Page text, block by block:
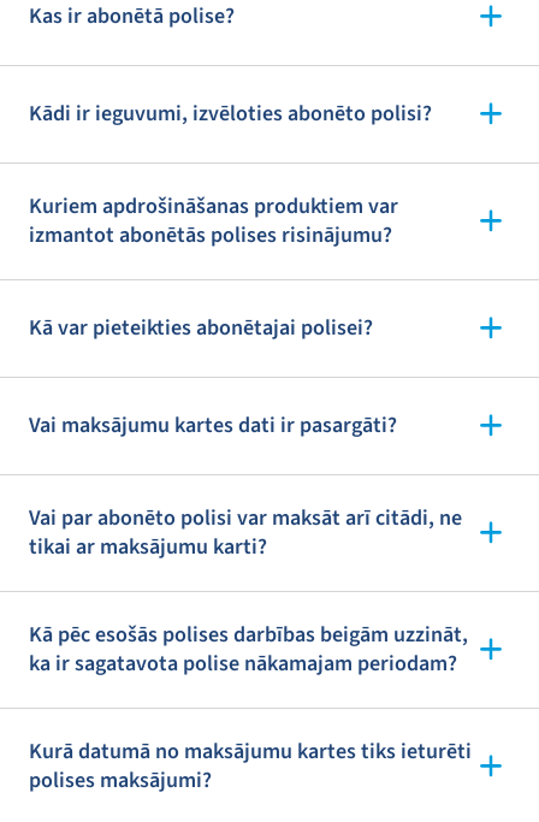
Kas ir abonētā polise?
Kādi ir ieguvumi, izvēloties abonēto polisi?
Kuriem apdrošināšanas produktiem var
izmantot abonētās polises risinājumu?
Kā var pieteikties abonētajai polisei?
Vai maksājumu kartes dati ir pasargāti?
Vai par abonēto polisi var maksāt arī citādi, ne
tikai ar maksājumu karti?
Kā pēc esošās polises darbības beigām uzzināt,
ka ir sagatavota polise nākamajam periodam?
Kurā datumā no maksājumu kartes tiks ieturēti
polises maksājumi?